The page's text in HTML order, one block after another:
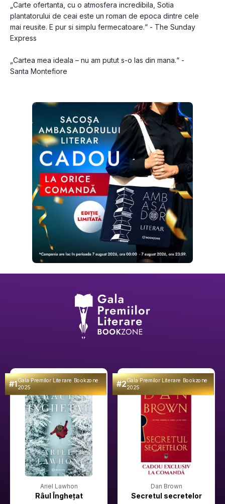
„Carte ofertanta, cu o atmosfera incredibila, Sotia
plantatorului de ceai este un roman de epoca dintre cele
mai reusite. E pur si simplu fermecatoare.“ - The Sunday
„Cartea mea ideala – nu am putut s-o las din mana.“ -
Santa Montefiore
#1Gala Premilor Literare Bookzone
2025
Ariel Lawhon
Râul Înghețat
#2Gala Premilor Literare Bookzone
2025
Dan Brown
Secretul secretelor